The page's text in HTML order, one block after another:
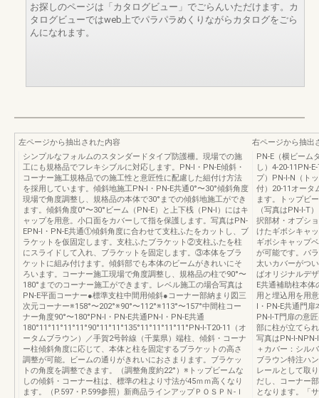
お探しのページは「カタログビュー」でごらんいただけます。カ
タログビューではweb上でパラパラめくりながらカタログをごら
んになれます。
左ページから抽出された内容
シンプルなフォルムのスタンダードタイプ防護柵。現場での施
工にも規格品でフレキシブルに対応します。PN-I・PN-E傾斜・
コーナー施工規格品での施工性と意匠性に配慮した組付け方法
を採用しています。傾斜地施工PN-I・PN-E共通0°〜30°傾斜角度
現場で角度調整し、規格品の本体で30°までの傾斜地施工ができ
ます。傾斜角度0°〜30°ビーム（PN-E）と上下桟（PN-I）にはキ
ャップを用意。小口面をカバーして指を保護します。写真はPN-
EPN-I・PN-E共通①傾斜角度に合わせて支柱ふたをカットし、ブ
ラケットを仮固定します。支柱ふたブラケット②支柱ふたを柱
にスライドして入れ、ブラケットを固定します。③本体をブラ
ケットに組み付けます。傾斜部でも本体のビームがきれいにそ
ろいます。コーナー施工現場で角度調整し、規格品の柱で90°〜
180°までのコーナー施工ができます。レベル施工の場合写真は
PN-E平面コーナー●標準支柱中間用傾斜●コーナー部納まり図三
次元コーナー※158°〜202°※90°〜112°※113°〜157°中間柱コー
ナー角度90°〜180°PN-I・PN-E共通PN-I・PN-E共通
180°11°11°11°11°90°11°11°135°11°11°11°11°PN-I-T20-11（オ
ータムブラウン）／手賀2号幹線（千葉県）端柱、傾斜・コーナ
ー柱傾斜角度に応じて、本体と柱を固定するブラケットの高さ
調整が可能。ビームの通りがきれいにおさまります。ブラケッ
トの角度を調整できます。（調整角度約22°）※トップビームな
しの傾斜・コーナー柱は、標準の柱より寸法が45ｍｍ高くなり
ます。（P.597・P.599参照）新商品ラインアップＰＯＳＰＮ-Ｉ
右ページから抽出
PN-E（横ビーム
し）4-20-11PN-
プ）PN-I-N（ト
付）20-11オータ
ます。トップビ
（写真はPN-I-T
択部材・オプシ
けたギボシキャ
ギボシキャップ
が可能です。バ
太いカバーがつ
ばオリジナルデ
E共通補助柱本
用と埋込用を用
I・PN-E共通門
PN-I-T門扉の意
部に柱が立てら
写真はPN-I-
＋カバー：シル
ブラウン特注ハ
レールとして取
だし、コーナー
となります。「